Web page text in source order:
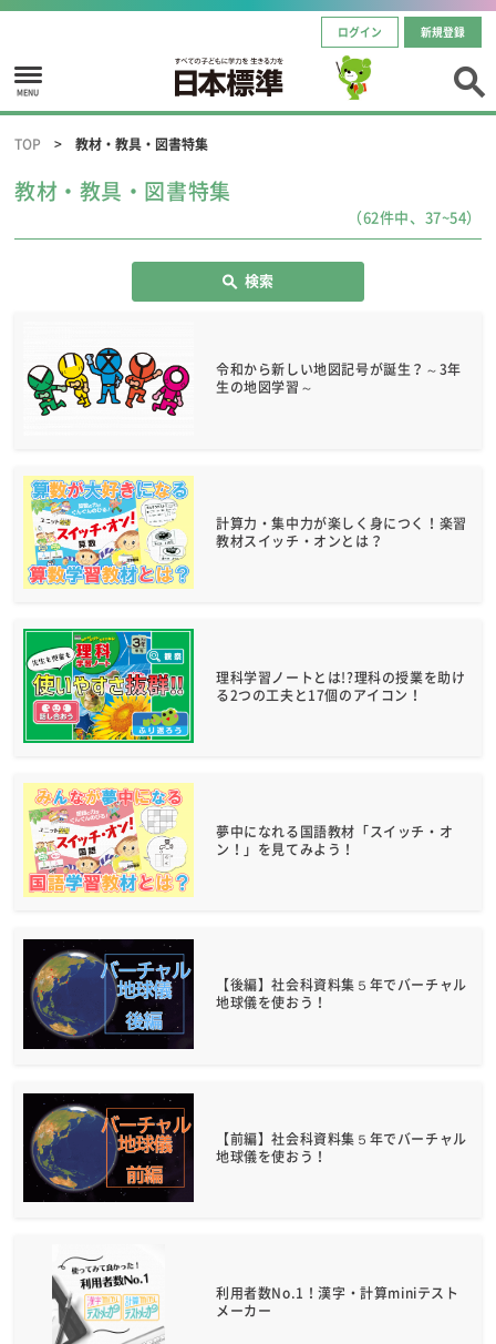
ログイン 新規登録
MENU
TOP 教材・教具・図書特集
教材・教具・図書特集
（62件中、37~54）
検索
令和から新しい地図記号が誕生？～3年
生の地図学習～
計算力・集中力が楽しく身につく！楽習
教材スイッチ・オンとは？
理科学習ノートとは!?理科の授業を助け
る2つの工夫と17個のアイコン！
夢中になれる国語教材「スイッチ・オ
ン！」を見てみよう！
【後編】社会科資料集５年でバーチャル
地球儀を使おう！
【前編】社会科資料集５年でバーチャル
地球儀を使おう！
利用者数No.1！漢字・計算miniテスト
メーカー